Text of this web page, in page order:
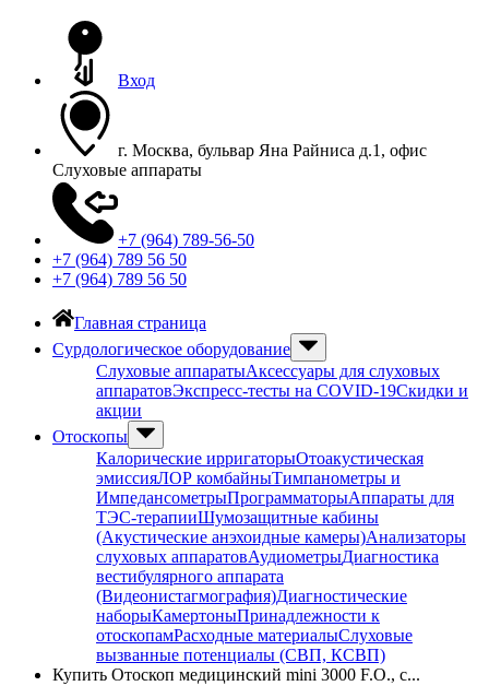
Вход
г. Москва, бульвар Яна Райниса д.1, офис
Слуховые аппараты
+7 (964) 789-56-50
+7 (964) 789 56 50
+7 (964) 789 56 50
Главная страница
Сурдологическое оборудование
Слуховые аппаратыАксессуары для слуховых
аппаратовЭкспресс-тесты на COVID-19Скидки и
акции
Отоскопы
Калорические ирригаторыОтоакустическая
эмиссияЛОР комбайныТимпанометры и
ИмпедансометрыПрограмматорыАппараты для
ТЭС-терапииШумозащитные кабины
(Акустические анэхоидные камеры)Анализаторы
слуховых аппаратовАудиометрыДиагностика
вестибулярного аппарата
(Видеонистагмография)Диагностические
наборыКамертоныПринадлежности к
отоскопамРасходные материалыСлуховые
вызванные потенциалы (СВП, КСВП)
Купить Отоскоп медицинский mini 3000 F.O., c...